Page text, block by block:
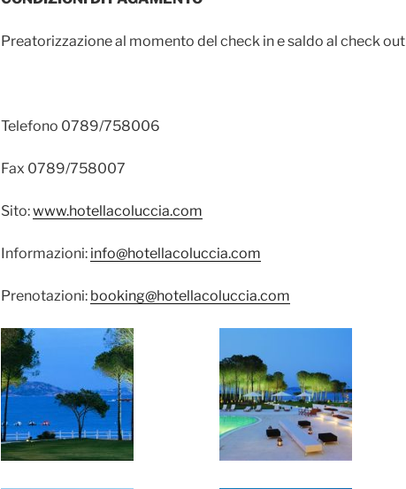
Preatorizzazione al momento del check in e saldo al check out
Telefono 0789/758006
Fax 0789/758007
Sito:www.hotellacoluccia.com
Informazioni: info@hotellacoluccia.com
Prenotazioni: booking@hotellacoluccia.com